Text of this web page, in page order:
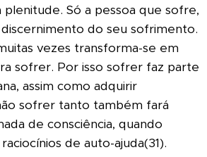
Só a pessoa que sofre,
do seu sofrimento.
vezes transforma-se em
sofrer. Por isso sofrer faz parte
assim como adquirir
sofrer tanto também fará
de consciência, quando
de auto-ajuda(31).